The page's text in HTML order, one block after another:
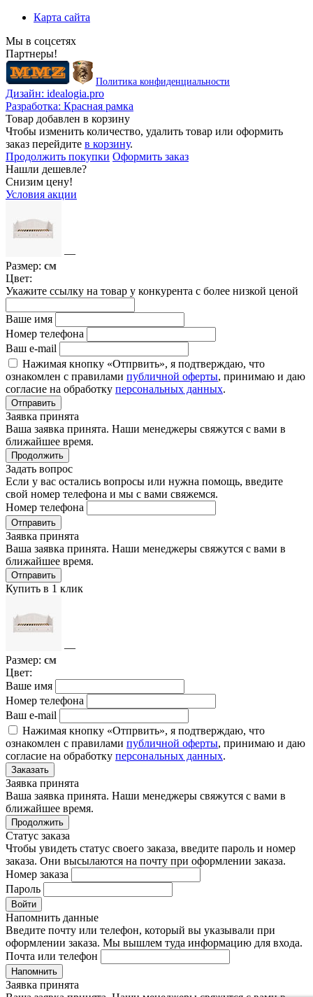
Карта сайта
Мы в соцсетях
Партнеры!
Политика конфиденциальности
Дизайн: idealogia.pro
Разработка: Красная рамка
Товар добавлен в корзину
Чтобы изменить количество, удалить товар или оформить
заказ перейдите в корзину.
Продолжить покупки Оформить заказ
Нашли дешевле?
Снизим цену!
Условия акции
—
Размер: см
Цвет:
Укажите ссылку на товар у конкурента с более низкой ценой
Ваше имя
Номер телефона
Ваш e-mail
Нажимая кнопку «Отпрвить», я подтверждаю, что
ознакомлен с правилами публичной оферты, принимаю и даю
согласие на обработку персональных данных.
Отправить
Заявка принята
Ваша заявка принята. Наши менеджеры свяжутся с вами в
ближайшее время.
Продолжить
Задать вопрос
Если у вас остались вопросы или нужна помощь, введите
свой номер телефона и мы с вами свяжемся.
Номер телефона
Отправить
Заявка принята
Ваша заявка принята. Наши менеджеры свяжутся с вами в
ближайшее время.
Отправить
Купить в 1 клик
—
Размер: см
Цвет:
Ваше имя
Номер телефона
Ваш e-mail
Нажимая кнопку «Отпрвить», я подтверждаю, что
ознакомлен с правилами публичной оферты, принимаю и даю
согласие на обработку персональных данных.
Заказать
Заявка принята
Ваша заявка принята. Наши менеджеры свяжутся с вами в
ближайшее время.
Продолжить
Статус заказа
Чтобы увидеть статус своего заказа, введите пароль и номер
заказа. Они высылаются на почту при оформлении заказа.
Номер заказа
Пароль
Войти
Напомнить данные
Введите почту или телефон, который вы указывали при
оформлении заказа. Мы вышлем туда информацию для входа.
Почта или телефон
Напомнить
Заявка принята